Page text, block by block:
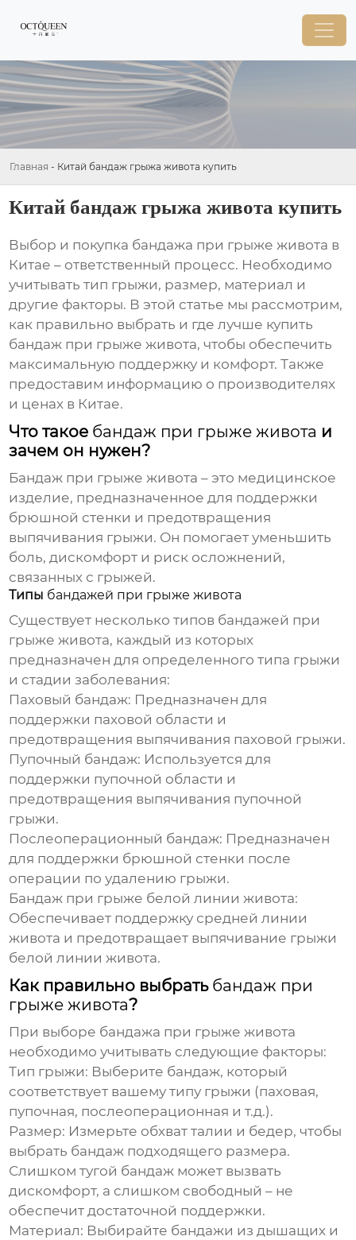
Главная - Китай бандаж грыжа живота купить
Китай бандаж грыжа живота купить
Выбор и покупка бандажа при грыже живота в
Китае – ответственный процесс. Необходимо
учитывать тип грыжи, размер, материал и
другие факторы. В этой статье мы рассмотрим,
как правильно выбрать и где лучше купить
бандаж при грыже живота, чтобы обеспечить
максимальную поддержку и комфорт. Также
предоставим информацию о производителях
и ценах в Китае.
Что такое бандаж при грыже живота и
зачем он нужен?
Бандаж при грыже живота – это медицинское
изделие, предназначенное для поддержки
брюшной стенки и предотвращения
выпячивания грыжи. Он помогает уменьшить
боль, дискомфорт и риск осложнений,
связанных с грыжей.
Типы бандажей при грыже живота
Существует несколько типов бандажей при
грыже живота, каждый из которых
предназначен для определенного типа грыжи
и стадии заболевания:
Паховый бандаж: Предназначен для
поддержки паховой области и
предотвращения выпячивания паховой грыжи.
Пупочный бандаж: Используется для
поддержки пупочной области и
предотвращения выпячивания пупочной
грыжи.
Послеоперационный бандаж: Предназначен
для поддержки брюшной стенки после
операции по удалению грыжи.
Бандаж при грыже белой линии живота:
Обеспечивает поддержку средней линии
живота и предотвращает выпячивание грыжи
белой линии живота.
Как правильно выбрать бандаж при
грыже живота?
При выборе бандажа при грыже живота
необходимо учитывать следующие факторы:
Тип грыжи: Выберите бандаж, который
соответствует вашему типу грыжи (паховая,
пупочная, послеоперационная и т.д.).
Размер: Измерьте обхват талии и бедер, чтобы
выбрать бандаж подходящего размера.
Слишком тугой бандаж может вызвать
дискомфорт, а слишком свободный – не
обеспечит достаточной поддержки.
Материал: Выбирайте бандажи из дышащих и